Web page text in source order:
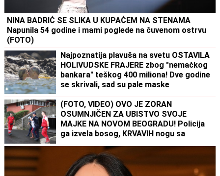
NINA BADRIĆ SE SLIKA U KUPAĆEM NA STENAMA
Napunila 54 godine i mami poglede na čuvenom ostrvu
(FOTO)
Najpoznatija plavuša na svetu OSTAVILA
HOLIVUDSKE FRAJERE zbog "nemačkog
bankara" teškog 400 miliona! Dve godine
se skrivali, sad su pale maske
(FOTO, VIDEO) OVO JE ZORAN
OSUMNJIČEN ZA UBISTVO SVOJE
MAJKE NA NOVOM BEOGRADU! Policija
ga izvela bosog, KRVAVIH nogu sa
pomoći